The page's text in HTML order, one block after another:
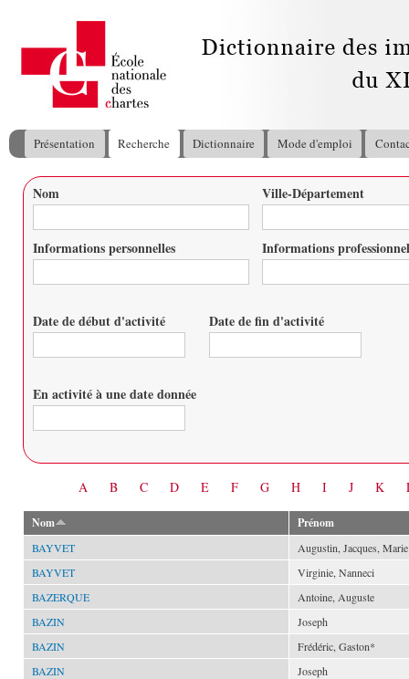
Menu principal
Présentation Recherche Dictionnaire Mode d'emploi
Vous êtes ici
Nom Ville-Département
Informations personnelles Informations
Date de début d'activité Date de fin d'activité
En activité à une date donnée
A B C D E F G H I J K
Nom Prénom
BAYVET
Augustin, Jacques, Marie
BAYVET
Virginie, Nanneci
BAZERQUE
Antoine, Auguste
BAZIN
Joseph
BAZIN
Frédéric, Gaston*
BAZIN
Joseph